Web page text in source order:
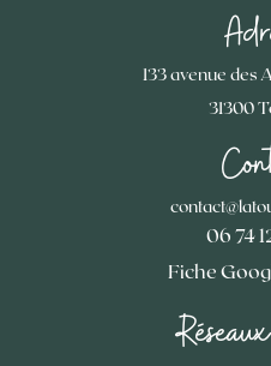
133 avenue des
31300
06 74
Fiche